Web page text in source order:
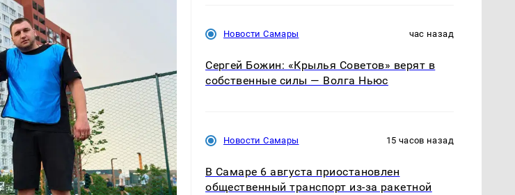
Новости Самары час назад
Сергей Божин: «Крылья Советов» верят в
собственные силы — Волга Ньюс
Новости Самары 15 часов назад
В Самаре 6 августа приостановлен
общественный транспорт из-за ракетной